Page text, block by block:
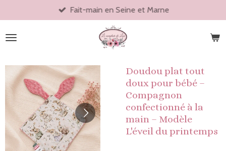
au
contenu
Fait-main en Seine et Marne
Doudou plat tout
doux pour bébé –
Compagnon
confectionné à la
main – Modèle
L'éveil du printemps